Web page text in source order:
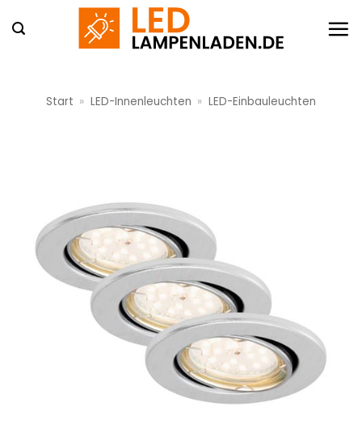
Inhalt
Start » LED-Innenleuchten » LED-Einbauleuchten